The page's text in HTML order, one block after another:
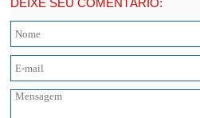
DEIXE SEU COMENTÁRIO: